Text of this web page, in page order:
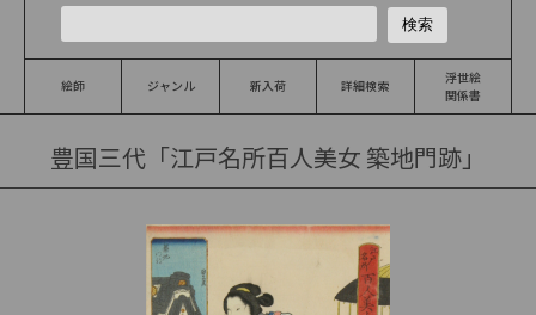
絵師 ジャンル 新入荷 詳細検索
浮世絵
関係書
豊国三代「江戸名所百人美女 築地門跡」